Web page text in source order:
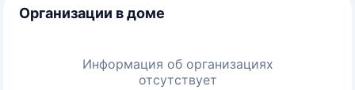
Организации в доме
Информация об организациях
отсутствует